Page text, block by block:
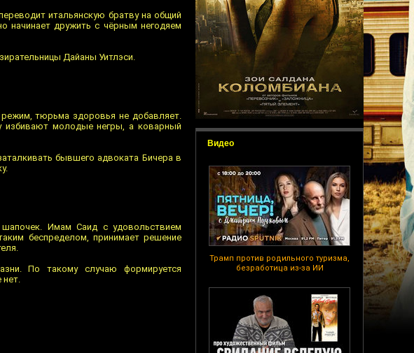
Видео
Трамп против родильного туризма,
безработица из-за ИИ
итальянскую братву на общий
дружить с чёрным негодяем
Дайаны Уитлэси.
тюрьма здоровья не добавляет.
избивают молодые негры, а коварный
бывшего адвоката Бичера в
шапочек. Имам Саид с удовольствием
беспределом, принимает решение
По такому случаю формируется
нет.